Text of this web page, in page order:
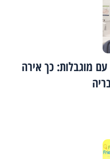
מוגבלות: כך אירה